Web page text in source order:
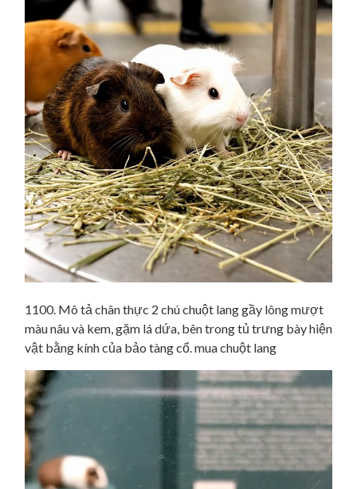
1100. Mô tả chân thực 2 chú chuột lang gầy lông mượt
màu nâu và kem, gặm lá dứa, bên trong tủ trưng bày hiện
vật bằng kính của bảo tàng cổ. mua chuột lang